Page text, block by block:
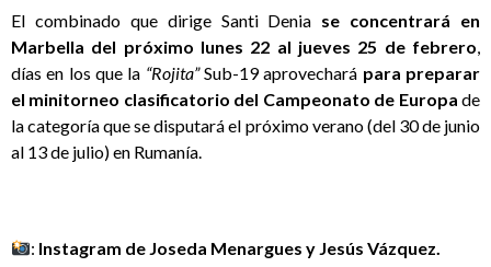
El combinado que dirige Santi Denia se concentrará en
Marbella del próximo lunes 22 al jueves 25 de febrero,
días en los que la “Rojita”Sub-19 aprovechará para preparar
el minitorneo clasificatorio del Campeonato de Europa de
la categoría que se disputará el próximo verano (del 30 de junio
al 13 de julio) en Rumanía.
: Instagram de Joseda Menargues y Jesús Vázquez.